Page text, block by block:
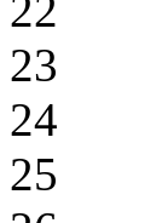
23
24
25